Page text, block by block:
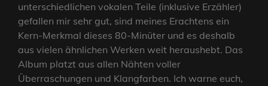
unterschiedlichen vokalen Teile (inklusive Erzähler)
gefallen mir sehr gut, sind meines Erachtens ein
Kern-Merkmal dieses 80-Minüter und es deshalb
aus vielen ähnlichen Werken weit heraushebt. Das
Album platzt aus allen Nähten voller
Überraschungen und Klangfarben. Ich warne euch,